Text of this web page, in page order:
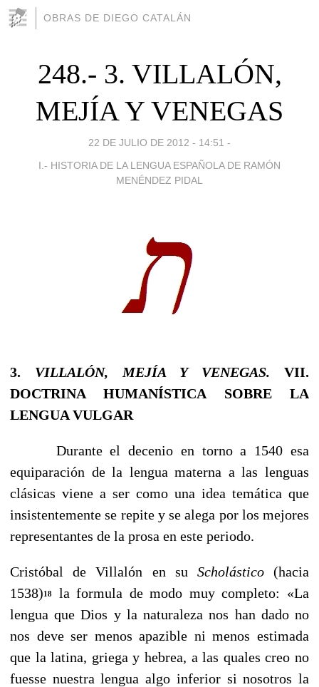
OBRAS DE DIEGO CATALÁN
248.- 3. VILLALÓN,
MEJÍA Y VENEGAS
22 DE JULIO DE 2012 - 14:51 -
I.- HISTORIA DE LA LENGUA ESPAÑOLA DE RAMÓN
MENÉNDEZ PIDAL
3. VILLALÓN, MEJÍA Y VENEGAS.VII.
DOCTRINA HUMANÍSTICA SOBRE LA
LENGUA VULGAR
Durante el decenio en torno a 1540 esa
equiparación de la lengua materna a las lenguas
clásicas viene a ser como una idea temática que
insistentemente se repite y se alega por los mejores
representantes de la prosa en este periodo.
Cristóbal de Villalón en su Scholástico(hacia
1538)18
la formula de modo muy completo: «La
lengua que Dios y la naturaleza nos han dado no
nos deve ser menos apazible ni menos estimada
que la latina, griega y hebrea, a las quales creo no
fuesse nuestra lengua algo inferior si noso­tros la